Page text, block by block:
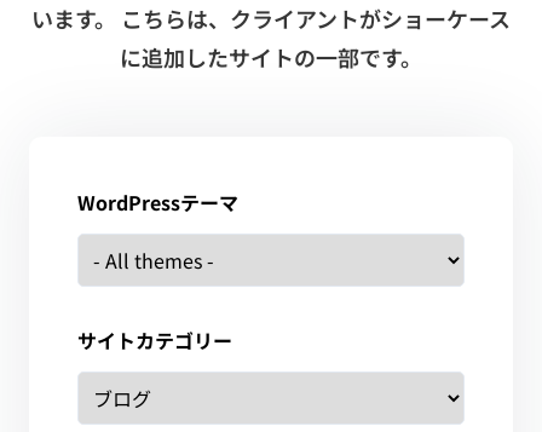
います。 こちらは、クライアントがショーケース
に追加したサイトの一部です。
WordPressテーマ
サイトカテゴリー